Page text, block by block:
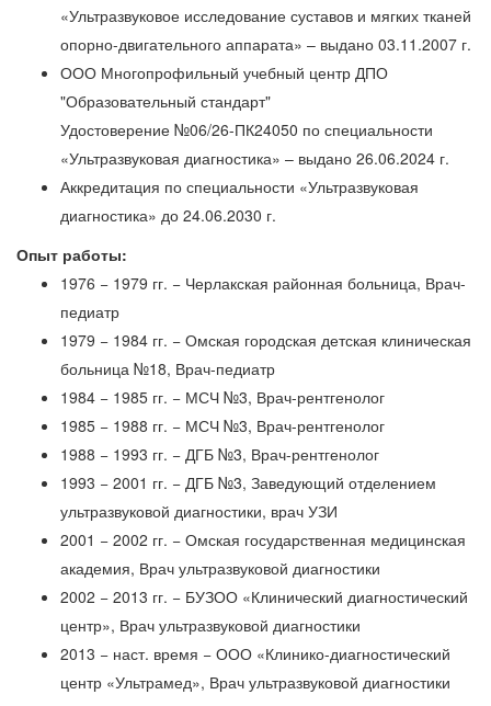
«Ультразвуковое исследование суставов и мягких тканей
опорно-двигательного аппарата» – выдано 03.11.2007 г.
ООО Многопрофильный учебный центр ДПО
"Образовательный стандарт"
Удостоверение №06/26-ПК24050 по специальности
«Ультразвуковая диагностика» – выдано 26.06.2024 г.
Аккредитация по специальности «Ультразвуковая
диагностика» до 24.06.2030 г.
Опыт работы:
1976 − 1979 гг. − Черлакская районная больница, Врач-
педиатр
1979 − 1984 гг. − Омская городская детская клиническая
больница №18, Врач-педиатр
1984 − 1985 гг. − МСЧ №3, Врач-рентгенолог
1985 − 1988 гг. − МСЧ №3, Врач-рентгенолог
1988 − 1993 гг. − ДГБ №3, Врач-рентгенолог
1993 − 2001 гг. − ДГБ №3, Заведующий отделением
ультразвуковой диагностики, врач УЗИ
2001 − 2002 гг. − Омская государственная медицинская
академия, Врач ультразвуковой диагностики
2002 − 2013 гг. − БУЗОО «Клинический диагностический
центр», Врач ультразвуковой диагностики
2013 − наст. время − ООО «Клинико-диагностический
центр «Ультрамед», Врач ультразвуковой диагностики